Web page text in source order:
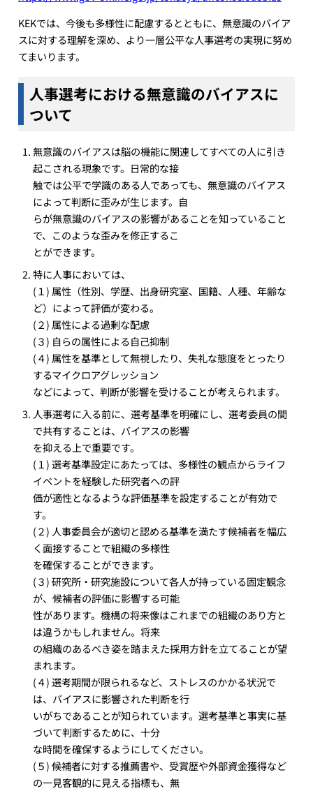
KEKでは、今後も多様性に配慮するとともに、無意識のバイア
スに対する理解を深め、より一層公平な人事選考の実現に努め
てまいります。
人事選考における無意識のバイアスに
ついて
無意識のバイアスは脳の機能に関連してすべての人に引き
起こされる現象です。日常的な接
触では公平で学識のある人であっても、無意識のバイアス
によって判断に歪みが生じます。自
らが無意識のバイアスの影響があることを知っていること
で、このような歪みを修正するこ
とができます。
特に人事においては、
(１) 属性（性別、学歴、出身研究室、国籍、人種、年齢な
ど）によって評価が変わる。
(２) 属性による過剰な配慮
(３) 自らの属性による自己抑制
(４) 属性を基準として無視したり、失礼な態度をとったり
するマイクロアグレッション
などによって、判断が影響を受けることが考えられます。
人事選考に入る前に、選考基準を明確にし、選考委員の間
で共有することは、バイアスの影響
を抑える上で重要です。
(１) 選考基準設定にあたっては、多様性の観点からライフ
イベントを経験した研究者への評
価が適性となるような評価基準を設定することが有効で
す。
(２) 人事委員会が適切と認める基準を満たす候補者を幅広
く面接することで組織の多様性
を確保することができます。
(３) 研究所・研究施設について各人が持っている固定観念
が、候補者の評価に影響する可能
性があります。機構の将来像はこれまでの組織のあり方と
は違うかもしれません。将来
の組織のあるべき姿を踏まえた採用方針を立てることが望
まれます。
(４) 選考期間が限られるなど、ストレスのかかる状況で
は、バイアスに影響された判断を行
いがちであることが知られています。選考基準と事実に基
づいて判断するために、十分
な時間を確保するようにしてください。
(５) 候補者に対する推薦書や、受賞歴や外部資金獲得など
の一見客観的に見える指標も、無